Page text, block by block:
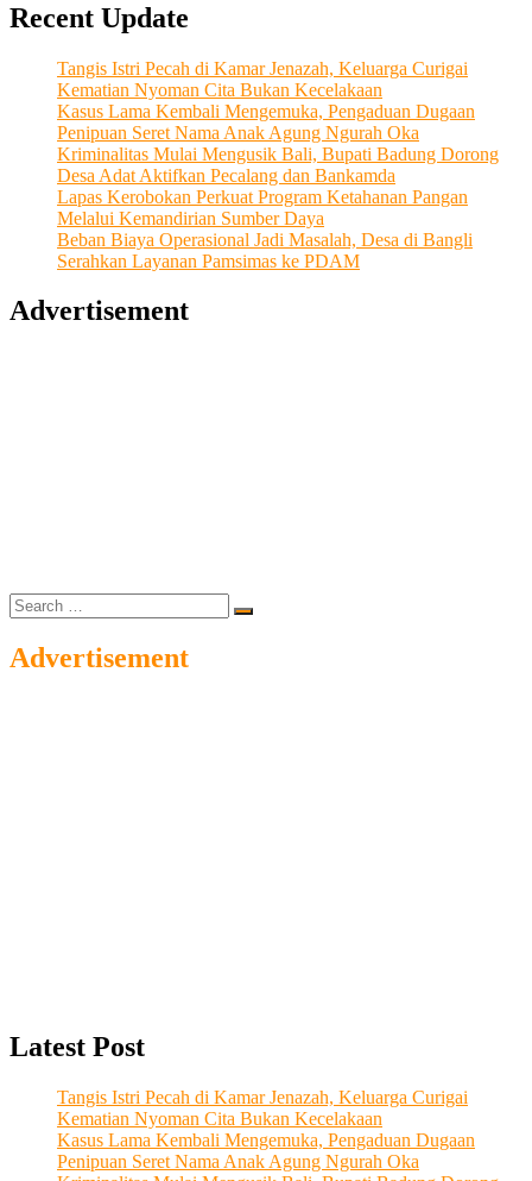
Sekaligus
Tulang
Punggung
Keluarga
Recent Update
Tangis Istri Pecah di Kamar Jenazah, Keluarga Curigai
Kematian Nyoman Cita Bukan Kecelakaan
Kasus Lama Kembali Mengemuka, Pengaduan Dugaan
Penipuan Seret Nama Anak Agung Ngurah Oka
Kriminalitas Mulai Mengusik Bali, Bupati Badung Dorong
Desa Adat Aktifkan Pecalang dan Bankamda
Lapas Kerobokan Perkuat Program Ketahanan Pangan
Melalui Kemandirian Sumber Daya
Beban Biaya Operasional Jadi Masalah, Desa di Bangli
Serahkan Layanan Pamsimas ke PDAM
Advertisement
Search
…
Advertisement
Latest Post
Tangis Istri Pecah di Kamar Jenazah, Keluarga Curigai
Kematian Nyoman Cita Bukan Kecelakaan
Kasus Lama Kembali Mengemuka, Pengaduan Dugaan
Penipuan Seret Nama Anak Agung Ngurah Oka